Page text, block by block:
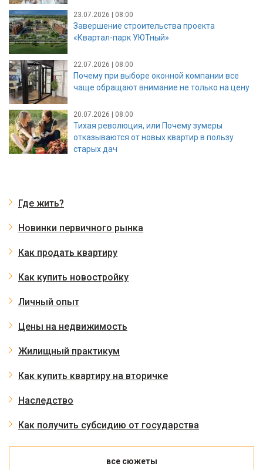
23.07.2026 | 08:00
Завершение строительства проекта
«Квартал-парк УЮТный»
22.07.2026 | 08:00
Почему при выборе оконной компании все
чаще обращают внимание не только на цену
20.07.2026 | 08:00
Тихая революция, или Почему зумеры
отказываются от новых квартир в пользу
старых дач
Где жить?
Новинки первичного рынка
Как продать квартиру
Как купить новостройку
Личный опыт
Цены на недвижимость
Жилищный практикум
Как купить квартиру на вторичке
Наследство
Как получить субсидию от государства
все сюжеты